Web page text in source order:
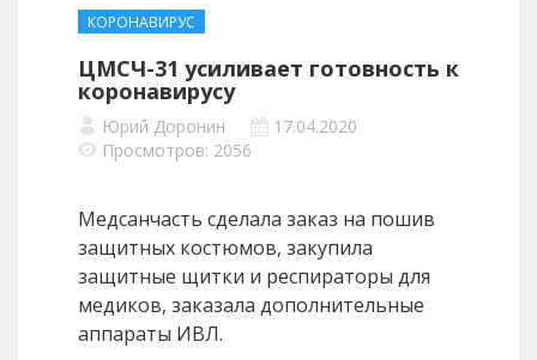
КОРОНАВИРУС
ЦМСЧ-31 усиливает готовность к
коронавирусу
Юрий Доронин
17.04.2020
Просмотров: 2056
Медсанчасть сделала заказ на пошив
защитных костюмов, закупила
защитные щитки и респираторы для
медиков, заказала дополнительные
аппараты ИВЛ.